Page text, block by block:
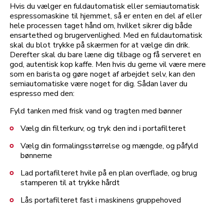
Hvis du vælger en fuldautomatisk eller semiautomatisk
espressomaskine til hjemmet, så er enten en del af eller
hele processen taget hånd om, hvilket sikrer dig både
ensartethed og brugervenlighed. Med en fuldautomatisk
skal du blot trykke på skærmen for at vælge din drik.
Derefter skal du bare læne dig tilbage og få serveret en
god, autentisk kop kaffe. Men hvis du gerne vil være mere
som en barista og gøre noget af arbejdet selv, kan den
semiautomatiske være noget for dig. Sådan laver du
espresso med den:
Fyld tanken med frisk vand og tragten med bønner
Vælg din filterkurv, og tryk den ind i portafilteret
Vælg din formalingsstørrelse og mængde, og påfyld
bønnerne
Lad portafilteret hvile på en plan overflade, og brug
stamperen til at trykke hårdt
Lås portafilteret fast i maskinens gruppehoved